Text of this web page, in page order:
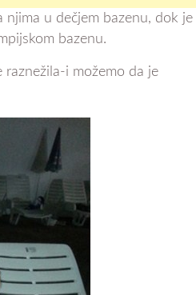
njima u dečjem bazenu, dok je
bazenu.
i možemo da je